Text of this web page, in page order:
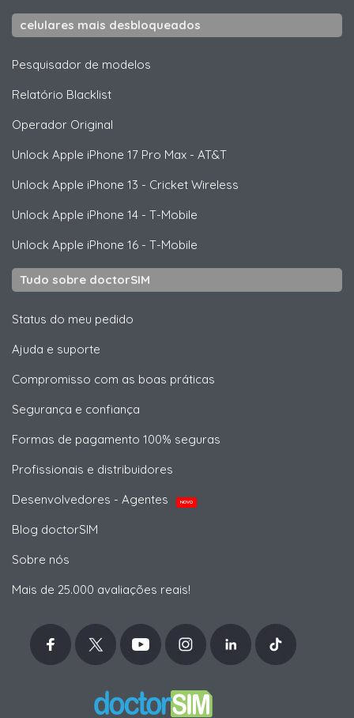
celulares mais desbloqueados
Pesquisador de modelos
Relatório Blacklist
Operador Original
Unlock Apple iPhone 17 Pro Max - AT&T
Unlock Apple iPhone 13 - Cricket Wireless
Unlock Apple iPhone 14 - T-Mobile
Unlock Apple iPhone 16 - T-Mobile
Tudo sobre doctorSIM
Status do meu pedido
Ajuda e suporte
Compromisso com as boas práticas
Segurança e confiança
Formas de pagamento 100% seguras
Profissionais e distribuidores
Desenvolvedores - Agentes
NOVO
Blog doctorSIM
Sobre nós
Mais de 25.000 avaliações reais!